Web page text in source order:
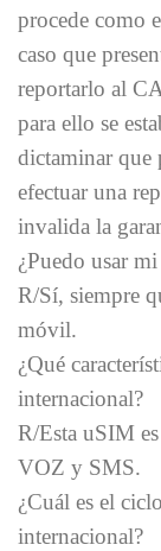
procede como
caso que
reportarlo al
para ello se
dictaminar que
efectuar una
invalida la
¿Puedo usar
R/Sí, siempre
móvil.
¿Qué
internacional?
R/Esta uSIM
VOZ y SMS.
¿Cuál es el
internacional?